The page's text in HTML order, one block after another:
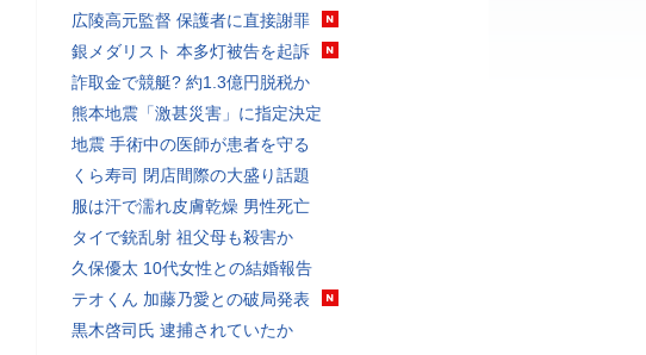
広陵高元監督 保護者に直接謝罪
銀メダリスト 本多灯被告を起訴
詐取金で競艇? 約1.3億円脱税か
熊本地震「激甚災害」に指定決定
地震 手術中の医師が患者を守る
くら寿司 閉店間際の大盛り話題
服は汗で濡れ皮膚乾燥 男性死亡
タイで銃乱射 祖父母も殺害か
久保優太 10代女性との結婚報告
テオくん 加藤乃愛との破局発表
黒木啓司氏 逮捕されていたか